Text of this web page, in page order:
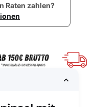
Raten zahlen?